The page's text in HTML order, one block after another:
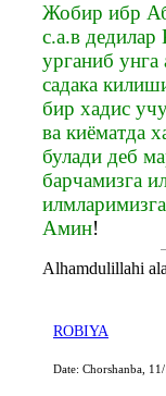
Жобир ибр
с.а.в
урганиб
садака
бир хадис
ва киёматда
булади деб
барчамизга
Амин!
Alhamdulillahi
ROBIYA
Date: Chorshanba,